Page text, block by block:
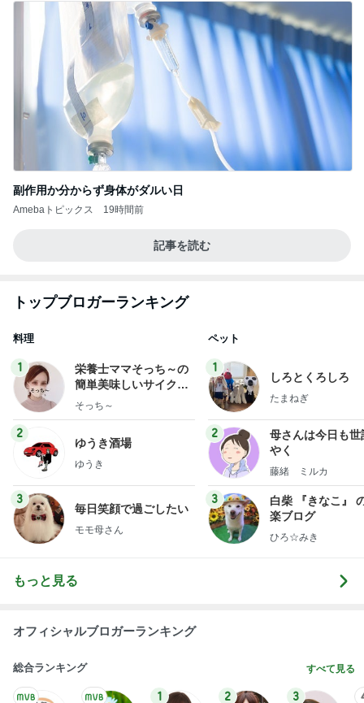
副作用か分からず身体がダルい日
Amebaトピックス 19時間前
記事を読む
トップブロガーランキング
料理
1
栄養士ママそっち～の
簡単美味しいサイクル
献立
そっち～
2
ゆうき酒場
ゆうき
3
毎日笑顔で過ごしたい
モモ母さん
ペット
1
しろとくろしろ
たまねぎ
2
母さんは今日も世
やく
藤緒 ミルカ
3
白柴 『きなこ』
楽ブログ
ひろ☆みき
もっと見る
オフィシャルブロガーランキング
総合ランキング すべて見る
1 2 3